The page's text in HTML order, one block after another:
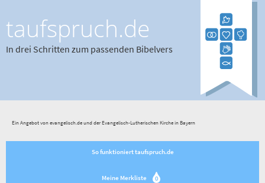
taufspruch.de
In drei Schritten zum passenden Bibelvers
Ein Angebot von evangelisch.de und der Evangelisch-Lutherischen Kirche in Bayern
So funktioniert taufspruch.de
Meine Merkliste 0